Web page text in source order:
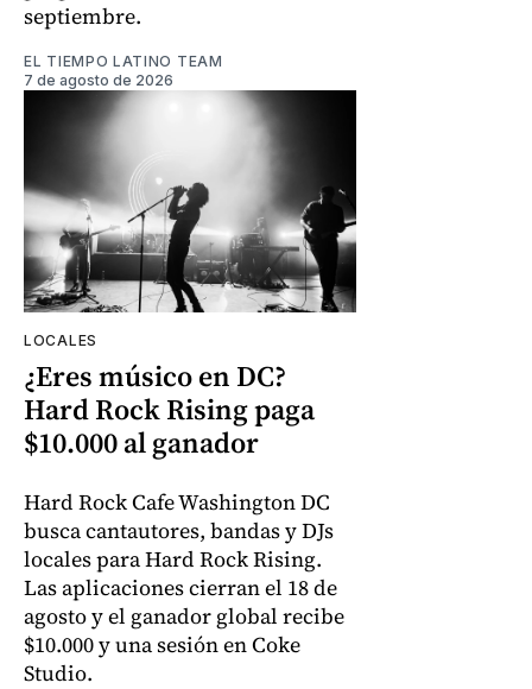
septiembre.
EL TIEMPO LATINO TEAM
7 de agosto de 2026
LOCALES
¿Eres músico en DC?
Hard Rock Rising paga
$10.000 al ganador
Hard Rock Cafe Washington DC
busca cantautores, bandas y DJs
locales para Hard Rock Rising.
Las aplicaciones cierran el 18 de
agosto y el ganador global recibe
$10.000 y una sesión en Coke
Studio.